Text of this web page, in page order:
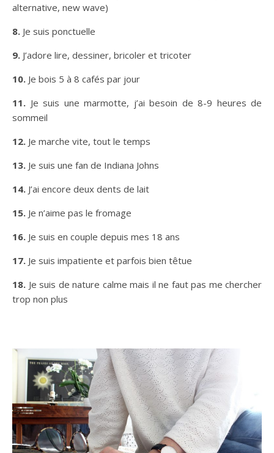
alternative, new wave)
8. Je suis ponctuelle
9. J’adore lire, dessiner, bricoler et tricoter
10. Je bois 5 à 8 cafés par jour
11. Je suis une marmotte, j’ai besoin de 8-9 heures de
sommeil
12. Je marche vite, tout le temps
13. Je suis une fan de Indiana Johns
14. J’ai encore deux dents de lait
15. Je n’aime pas le fromage
16. Je suis en couple depuis mes 18 ans
17. Je suis impatiente et parfois bien têtue
18. Je suis de nature calme mais il ne faut pas me chercher
trop non plus